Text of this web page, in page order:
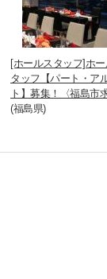
[ホールスタッフ]ホ
タッフ【パート・ア
ト】募集！〈福島市
(福島県)